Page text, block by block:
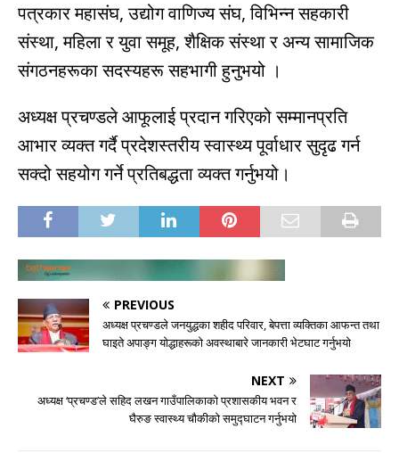
पत्रकार महासंघ, उद्योग वाणिज्य संघ, विभिन्न सहकारी
संस्था, महिला र युवा समूह, शैक्षिक संस्था र अन्य सामाजिक
संगठनहरूका सदस्यहरू सहभागी हुनुभयो ।
अध्यक्ष प्रचण्डले आफूलाई प्रदान गरिएको सम्मानप्रति
आभार व्यक्त गर्दै प्रदेशस्तरीय स्वास्थ्य पूर्वाधार सुदृढ गर्न
सक्दो सहयोग गर्ने प्रतिबद्धता व्यक्त गर्नुभयो।
PREVIOUS
अध्यक्ष प्रचण्डले जनयुद्धका शहीद परिवार, बेपत्ता व्यक्तिका आफन्त तथा
घाइते अपाङ्ग योद्धाहरूको अवस्थाबारे जानकारी भेटघाट गर्नुभयो
NEXT
अध्यक्ष ‘प्रचण्ड’ले सहिद लखन गाउँपालिकाको प्रशासकीय भवन र
घैरुङ स्वास्थ्य चौकीको समुद्घाटन गर्नुभयो